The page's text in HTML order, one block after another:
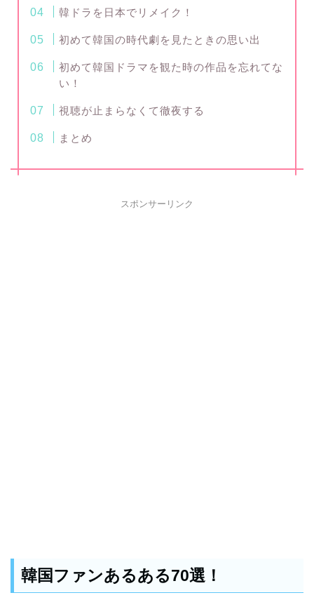
韓ドラを日本でリメイク！
初めて韓国の時代劇を見たときの思い出
初めて韓国ドラマを観た時の作品を忘れてな
い！
視聴が止まらなくて徹夜する
まとめ
スポンサーリンク
韓国ファンあるある70選！